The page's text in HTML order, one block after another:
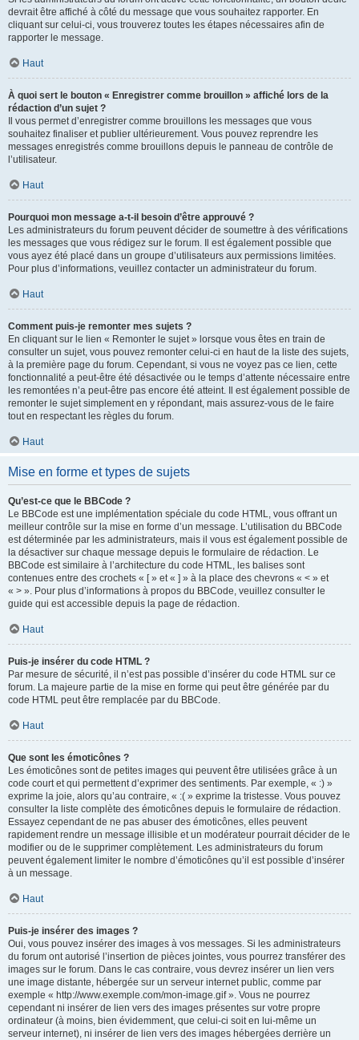
devrait être affiché à côté du message que vous souhaitez rapporter. En
cliquant sur celui-ci, vous trouverez toutes les étapes nécessaires afin de
rapporter le message.
Haut
À quoi sert le bouton « Enregistrer comme brouillon » affiché lors de la
rédaction d’un sujet ?
Il vous permet d’enregistrer comme brouillons les messages que vous
souhaitez finaliser et publier ultérieurement. Vous pouvez reprendre les
messages enregistrés comme brouillons depuis le panneau de contrôle de
l’utilisateur.
Haut
Pourquoi mon message a-t-il besoin d’être approuvé ?
Les administrateurs du forum peuvent décider de soumettre à des vérifications
les messages que vous rédigez sur le forum. Il est également possible que
vous ayez été placé dans un groupe d’utilisateurs aux permissions limitées.
Pour plus d’informations, veuillez contacter un administrateur du forum.
Haut
Comment puis-je remonter mes sujets ?
En cliquant sur le lien « Remonter le sujet » lorsque vous êtes en train de
consulter un sujet, vous pouvez remonter celui-ci en haut de la liste des sujets,
à la première page du forum. Cependant, si vous ne voyez pas ce lien, cette
fonctionnalité a peut-être été désactivée ou le temps d’attente nécessaire entre
les remontées n’a peut-être pas encore été atteint. Il est également possible de
remonter le sujet simplement en y répondant, mais assurez-vous de le faire
tout en respectant les règles du forum.
Haut
Mise en forme et types de sujets
Qu’est-ce que le BBCode ?
Le BBCode est une implémentation spéciale du code HTML, vous offrant un
meilleur contrôle sur la mise en forme d’un message. L’utilisation du BBCode
est déterminée par les administrateurs, mais il vous est également possible de
la désactiver sur chaque message depuis le formulaire de rédaction. Le
BBCode est similaire à l’architecture du code HTML, les balises sont
contenues entre des crochets « [ » et « ] » à la place des chevrons « < » et
« > ». Pour plus d’informations à propos du BBCode, veuillez consulter le
guide qui est accessible depuis la page de rédaction.
Haut
Puis-je insérer du code HTML ?
Par mesure de sécurité, il n’est pas possible d’insérer du code HTML sur ce
forum. La majeure partie de la mise en forme qui peut être générée par du
code HTML peut être remplacée par du BBCode.
Haut
Que sont les émoticônes ?
Les émoticônes sont de petites images qui peuvent être utilisées grâce à un
code court et qui permettent d’exprimer des sentiments. Par exemple, « :) »
exprime la joie, alors qu’au contraire, « :( » exprime la tristesse. Vous pouvez
consulter la liste complète des émoticônes depuis le formulaire de rédaction.
Essayez cependant de ne pas abuser des émoticônes, elles peuvent
rapidement rendre un message illisible et un modérateur pourrait décider de le
modifier ou de le supprimer complètement. Les administrateurs du forum
peuvent également limiter le nombre d’émoticônes qu’il est possible d’insérer
à un message.
Haut
Puis-je insérer des images ?
Oui, vous pouvez insérer des images à vos messages. Si les administrateurs
du forum ont autorisé l’insertion de pièces jointes, vous pourrez transférer des
images sur le forum. Dans le cas contraire, vous devrez insérer un lien vers
une image distante, hébergée sur un serveur internet public, comme par
exemple « http://www.exemple.com/mon-image.gif ». Vous ne pourrez
cependant ni insérer de lien vers des images présentes sur votre propre
ordinateur (à moins, bien évidemment, que celui-ci soit en lui-même un
serveur internet), ni insérer de lien vers des images hébergées derrière un